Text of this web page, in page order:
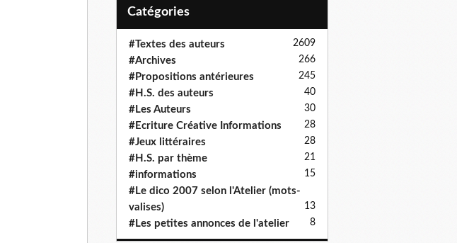
Catégories
#Textes des auteurs 2609
#Archives 266
#Propositions antérieures 245
#H.S. des auteurs 40
#Les Auteurs 30
#Ecriture Créative Informations 28
#Jeux littéraires 28
#H.S. par thème 21
#informations 15
#Le dico 2007 selon l'Atelier (mots-
valises)
13
#Les petites annonces de l'atelier 8